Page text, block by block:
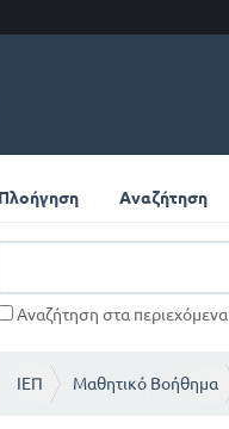
Πλοήγηση Αναζήτηση
Αναζήτηση στα περιεχόμενα
ΙΕΠ Μαθητικό Βοήθημα